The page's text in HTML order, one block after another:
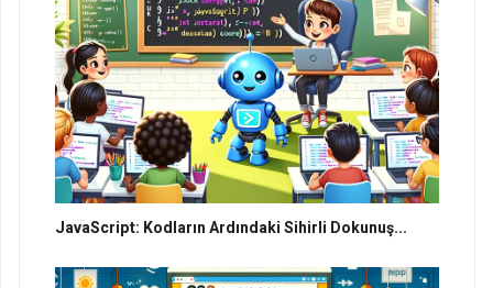
JavaScript: Kodların Ardındaki Sihirli Dokunuş...